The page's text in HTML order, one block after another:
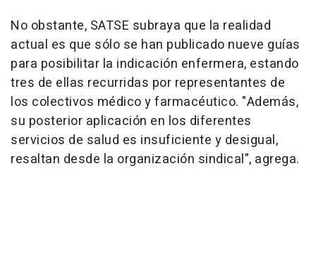
No obstante, SATSE subraya que la realidad
actual es que sólo se han publicado nueve guías
para posibilitar la indicación enfermera, estando
tres de ellas recurridas por representantes de
los colectivos médico y farmacéutico. "Además,
su posterior aplicación en los diferentes
servicios de salud es insuficiente y desigual,
resaltan desde la organización sindical", agrega.